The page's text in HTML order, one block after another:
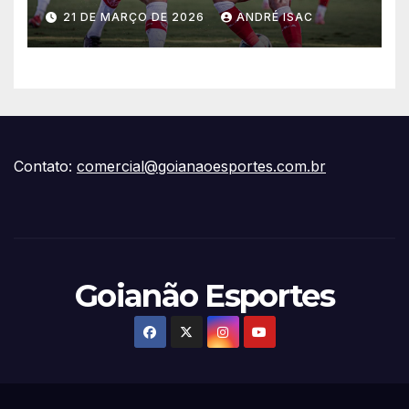
vitória escapar na estreia da
Série B
21 DE MARÇO DE 2026 ANDRÉ ISAC
Contato: comercial@goianaoesportes.com.br
Goianão Esportes